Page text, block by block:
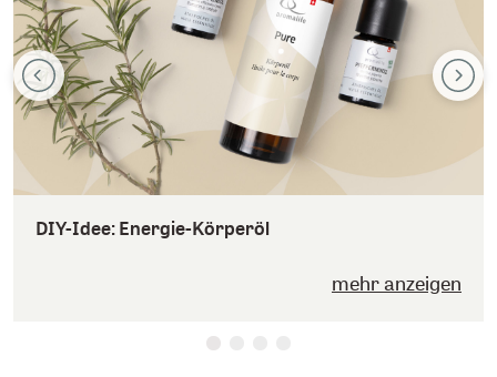
DIY-Idee: Energie-Körperöl
mehr anzeigen